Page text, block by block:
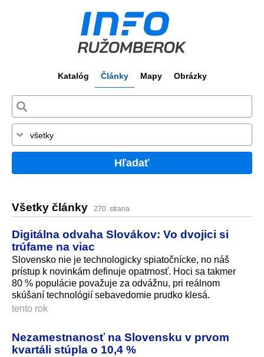
Katalóg Články Mapy Obrázky
Hľadať
Všetky články 270. strana
Digitálna odvaha Slovákov: Vo dvojici si
trúfame na viac
Slovensko nie je technologicky spiatočnícke, no náš
prístup k novinkám definuje opatrnosť. Hoci sa takmer
80 % populácie považuje za odvážnu, pri reálnom
skúšaní technológií sebavedomie prudko klesá.
tento rok
Nezamestnanosť na Slovensku v prvom
kvartáli stúpla o 10,4 %